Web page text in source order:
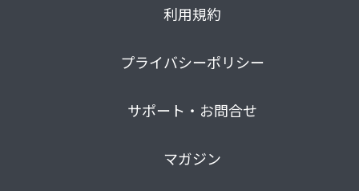
利用規約
プライバシーポリシー
サポート・お問合せ
マガジン